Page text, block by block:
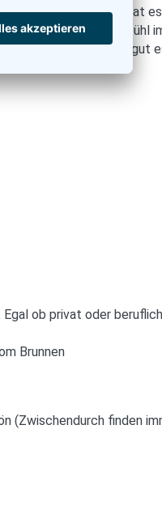
(www.astrojob.de) hat
Wohlfühlgefühl
versuchen so gut
ob privat oder
Brunnen
(Zwischendurch finden